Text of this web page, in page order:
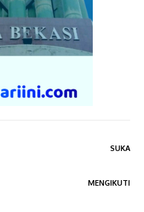
SUKA
MENGIKUTI